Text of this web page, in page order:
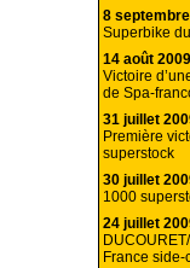
8
Superbike
14 août 2009
Victoire
de Spa-
31 juillet
Première
superstock
30 juillet
1000
24 juillet
France